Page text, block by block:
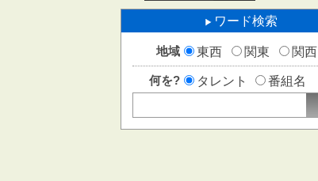
ワード検索
地域 東西 関東 関西
何を? タレント 番組名